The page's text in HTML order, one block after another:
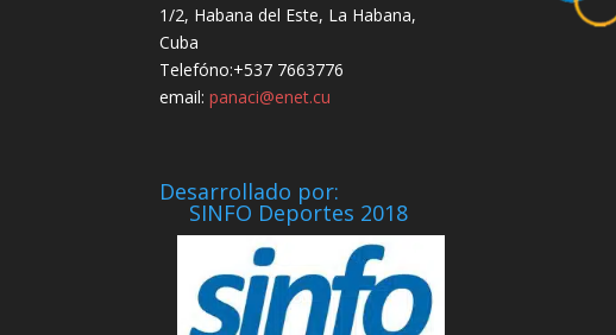
1/2, Habana del Este, La Habana,
Cuba
Telefóno:+537 7663776
email:panaci@enet.cu
Desarrollado por:
SINFO Deportes 2018